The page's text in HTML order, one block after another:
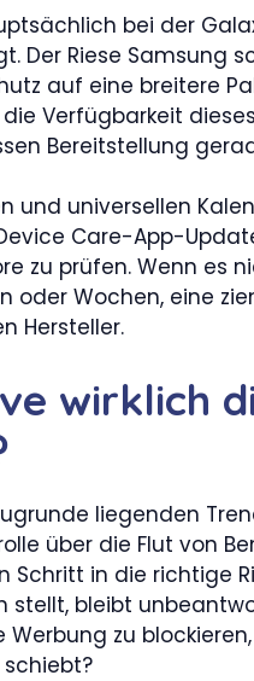
bei der
Der Riese Samsung
auf eine breitere
Verfügbarkeit
Bereitstellung
und universellen
Care-App-
zu prüfen. Wenn es
oder Wochen, eine
Hersteller.
wirklich
liegenden
über die Flut von
Schritt in die richtige
stellt, bleibt
zu